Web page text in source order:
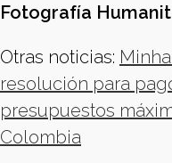
Fotografía
Otras noticias:
resolución para
presupuestos
Colombia